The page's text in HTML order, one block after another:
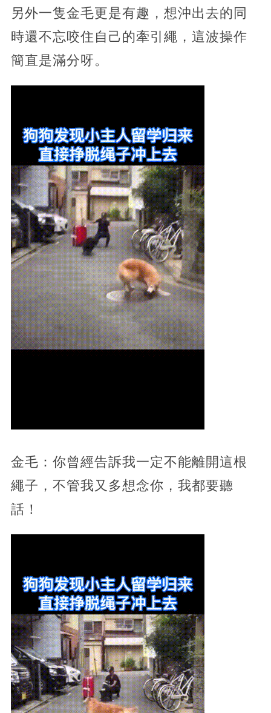
另外一隻金毛更是有趣，想沖出去的同
時還不忘咬住自己的牽引繩，這波操作
簡直是滿分呀。
金毛：你曾經告訴我一定不能離開這根
繩子，不管我又多想念你，我都要聽
話！